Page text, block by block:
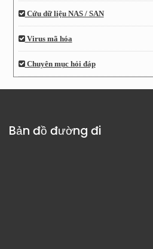
Cứu dữ liệu NAS / SAN
Virus mã hóa
Chuyên mục hỏi đáp
Bản đồ đường đi